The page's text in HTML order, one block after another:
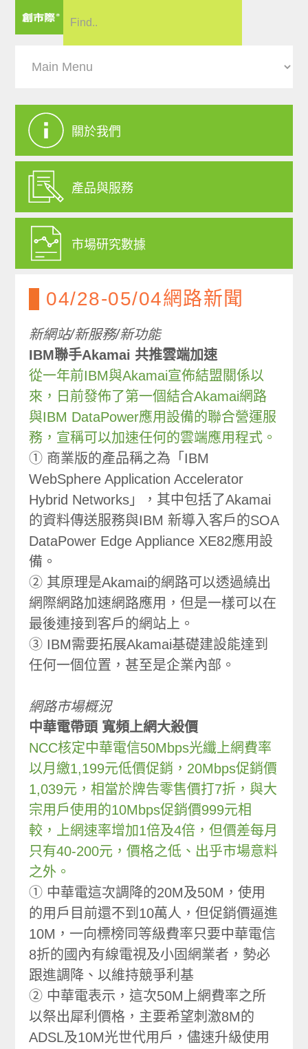
關於我們
產品與服務
市場研究數據
04/28-05/04網路新聞
新網站/新服務/新功能
IBM聯手Akamai 共推雲端加速
從一年前IBM與Akamai宣佈結盟關係以
來，日前發佈了第一個結合Akamai網路
與IBM DataPower應用設備的聯合營運服
務，宣稱可以加速任何的雲端應用程式。
① 商業版的產品稱之為「IBM
WebSphere Application Accelerator
Hybrid Networks」，其中包括了Akamai
的資料傳送服務與IBM 新導入客戶的SOA
DataPower Edge Appliance XE82應用設
備。
② 其原理是Akamai的網路可以透過繞出
網際網路加速網路應用，但是一樣可以在
最後連接到客戶的網站上。
③ IBM需要拓展Akamai基礎建設能達到
任何一個位置，甚至是企業內部。
網路市場概況
中華電帶頭 寬頻上網大殺價
NCC核定中華電信50Mbps光纖上網費率
以月繳1,199元低價促銷，20Mbps促銷價
1,039元，相當於牌告零售價打7折，與大
宗用戶使用的10Mbps促銷價999元相
較，上網速率增加1倍及4倍，但價差每月
只有40-200元，價格之低、出乎市場意料
之外。
① 中華電這次調降的20M及50M，使用
的用戶目前還不到10萬人，但促銷價逼進
10M，一向標榜同等級費率只要中華電信
8折的國內有線電視及小固網業者，勢必
跟進調降、以維持競爭利基
② 中華電表示，這次50M上網費率之所
以祭出犀利價格，主要希望刺激8M的
ADSL及10M光世代用戶，儘速升級使用